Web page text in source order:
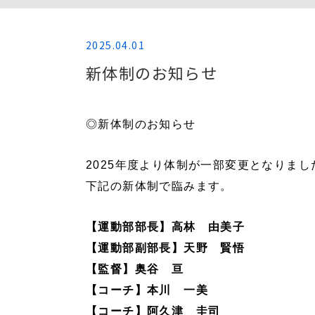
2025.04.01
新体制のお知らせ
◎新体制のお知らせ
2025年度より体制が一部変更となりまし
下記の新体制で臨みます。
【運動部部長】 高林 由美子
【運動部副部長】 天野 賢悟
【監督】奥谷 亘
【コーチ】本川 一美
【コーチ】阿久津 圭司